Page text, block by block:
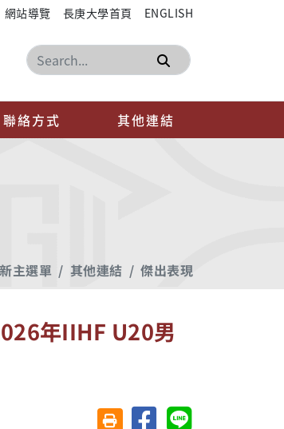
網站導覽 長庚大學首頁 ENGLISH
搜尋
聯絡方式 其他連結
新主選單 其他連結 傑出表現
年IIHF U20男
友善列印(另開視窗)
分享至臉書分享至 Line